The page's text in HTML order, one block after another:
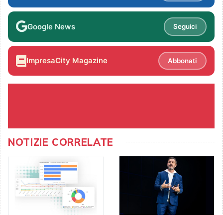
Google News Seguici
ImpresaCity Magazine Abbonati
NOTIZIE CORRELATE